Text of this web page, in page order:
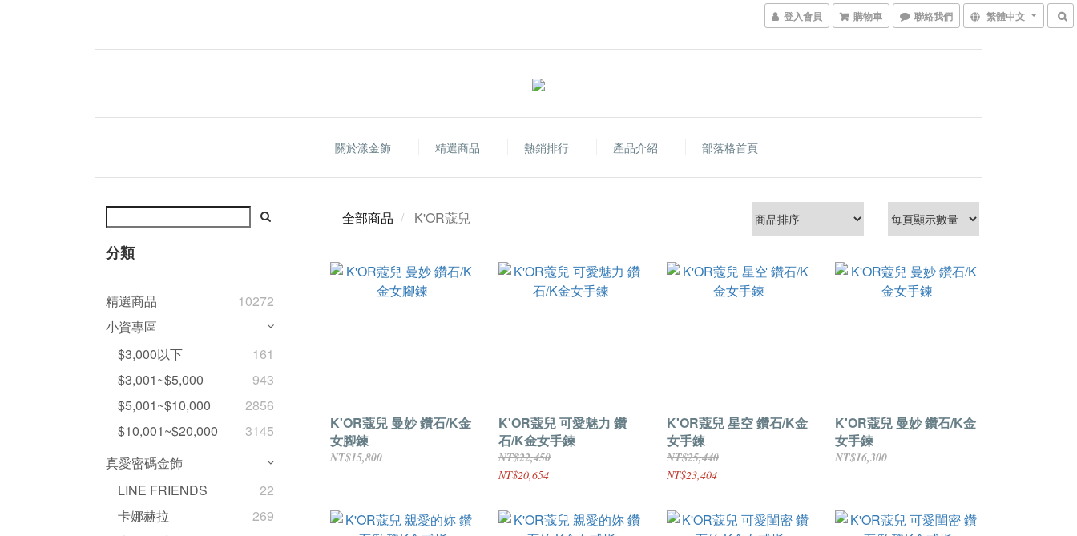
登入會員 購物車 聯絡我們 繁體中文
關於漾金飾 精選商品 熱銷排行 產品介紹 部落格首頁
分類
精選商品
10272
小資專區
$3,000以下
161
$3,001~$5,000
943
$5,001~$10,000
2856
$10,001~$20,000
3145
真愛密碼金飾
LINE FRIENDS
22
卡娜赫拉
269
全部商品 K'OR蔻兒
K'OR蔻兒 曼妙 鑽石/K金
女腳鍊
NT$15,800
K'OR蔻兒 可愛魅力 鑽
石/K金女手鍊
NT$22,450
NT$20,654
K'OR蔻兒 星空 鑽石/K金
女手鍊
NT$25,440
NT$23,404
K'OR蔻兒 曼妙 鑽石/K金
女手鍊
NT$16,300